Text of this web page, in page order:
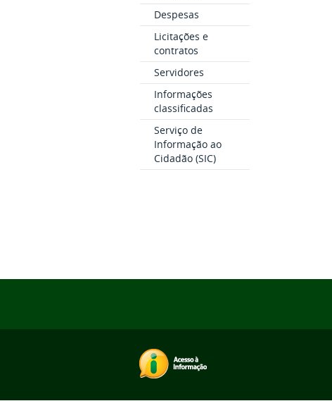
Despesas
Licitações e
contratos
Servidores
Informações
classificadas
Serviço de
Informação ao
Cidadão (SIC)